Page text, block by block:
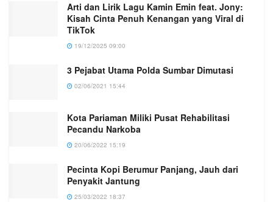
Arti dan Lirik Lagu Kamin Emin feat. Jony:
Kisah Cinta Penuh Kenangan yang Viral di
TikTok
19/12/2025 09:00
3 Pejabat Utama Polda Sumbar Dimutasi
02/06/2021 15:44
Kota Pariaman Miliki Pusat Rehabilitasi
Pecandu Narkoba
20/06/2022 15:19
Pecinta Kopi Berumur Panjang, Jauh dari
Penyakit Jantung
25/03/2022 18:37